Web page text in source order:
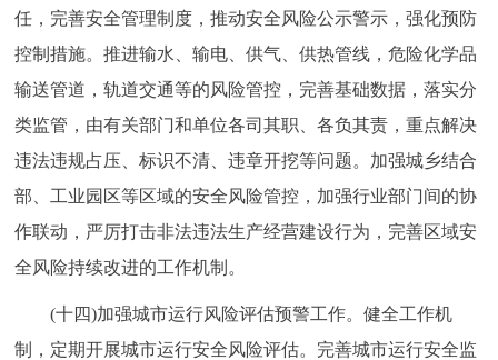
任，完善安全管理制度，推动安全风险公示警示，强化预防
控制措施。推进输水、输电、供气、供热管线，危险化学品
输送管道，轨道交通等的风险管控，完善基础数据，落实分
类监管，由有关部门和单位各司其职、各负其责，重点解决
违法违规占压、标识不清、违章开挖等问题。加强城乡结合
部、工业园区等区域的安全风险管控，加强行业部门间的协
作联动，严厉打击非法违法生产经营建设行为，完善区域安
全风险持续改进的工作机制。
(十四)加强城市运行风险评估预警工作。健全工作机
制，定期开展城市运行安全风险评估。完善城市运行安全监